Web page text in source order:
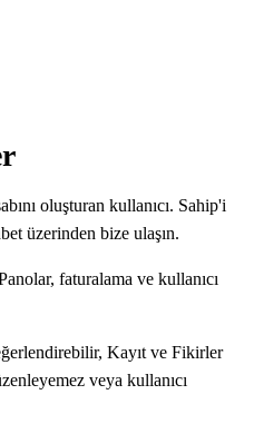
oluşturan kullanıcı. Sahip'i
üzerinden bize ulaşın.
faturalama ve kullanıcı
Kayıt ve Fikirler
veya kullanıcı